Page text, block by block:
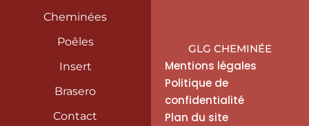
Cheministe Saint-Sauveur-le-Vicomte
Cheministe Valognes
Cheminées
Poêles
Insert
Brasero
Contact
GLG CHEMINÉE
Mentions légales
Politique de
confidentialité
Plan du site